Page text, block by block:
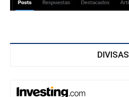
DIVISAS